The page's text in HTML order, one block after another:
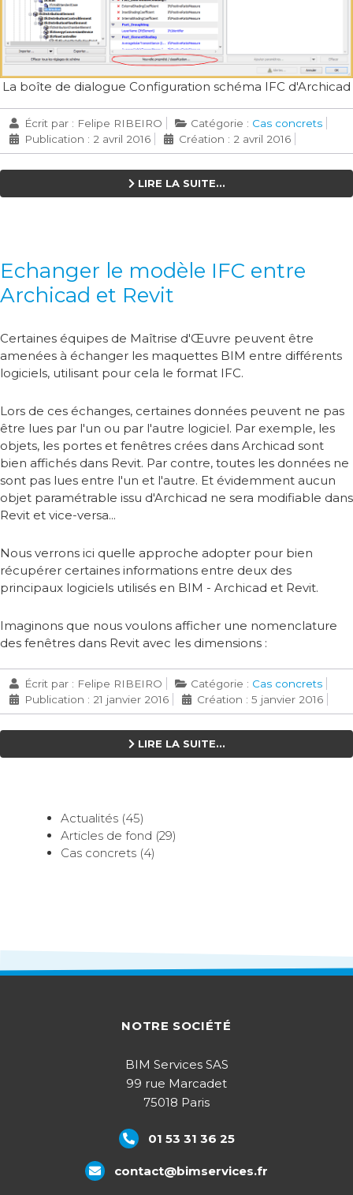
La boîte de dialogue Configuration schéma IFC d'Archicad
Écrit par : Felipe RIBEIRO Catégorie : Cas concrets
Publication : 2 avril 2016
Création : 2 avril 2016
LIRE LA SUITE...
Echanger le modèle IFC entre
Archicad et Revit
Certaines équipes de Maîtrise d'Œuvre peuvent être
amenées à échanger les maquettes BIM entre différents
logiciels, utilisant pour cela le format IFC.
Lors de ces échanges, certaines données peuvent ne pas
être lues par l'un ou par l'autre logiciel. Par exemple, les
objets, les portes et fenêtres crées dans Archicad sont
bien affichés dans Revit. Par contre, toutes les données ne
sont pas lues entre l'un et l'autre. Et évidemment aucun
objet paramétrable issu d'Archicad ne sera modifiable dans
Revit et vice-versa...
Nous verrons ici quelle approche adopter pour bien
récupérer certaines informations entre deux des
principaux logiciels utilisés en BIM - Archicad et Revit.
Imaginons que nous voulons afficher une nomenclature
des fenêtres dans Revit avec les dimensions :
Écrit par : Felipe RIBEIRO Catégorie : Cas concrets
Publication : 21 janvier 2016
Création : 5 janvier 2016
LIRE LA SUITE...
Actualités (45)
Articles de fond (29)
Cas concrets (4)
NOTRE SOCIÉTÉ
BIM Services SAS
99 rue Marcadet
75018 Paris
01 53 31 36 25
contact@bimservices.fr